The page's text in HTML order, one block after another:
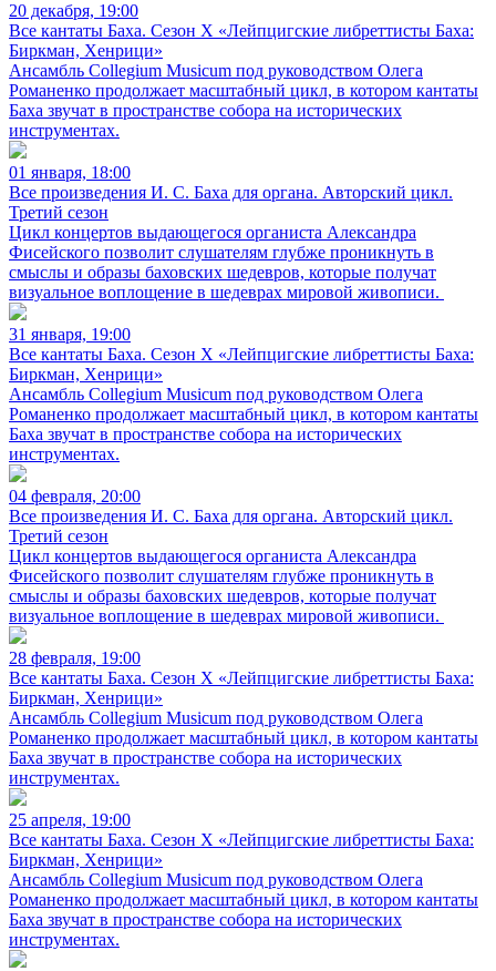
20 декабря, 19:00
Все кантаты Баха. Сезон X «Лейпцигские либреттисты Баха:
Биркман, Хенрици»
Ансамбль Collegium Musicum под руководством Олега
Романенко продолжает масштабный цикл, в котором кантаты
Баха звучат в пространстве собора на исторических
инструментах.
01 января, 18:00
Все произведения И. С. Баха для органа. Авторский цикл.
Третий сезон
Цикл концертов выдающегося органиста Александра
Фисейского позволит слушателям глубже проникнуть в
смыслы и образы баховских шедевров, которые получат
визуальное воплощение в шедеврах мировой живописи.
31 января, 19:00
Все кантаты Баха. Сезон X «Лейпцигские либреттисты Баха:
Биркман, Хенрици»
Ансамбль Collegium Musicum под руководством Олега
Романенко продолжает масштабный цикл, в котором кантаты
Баха звучат в пространстве собора на исторических
инструментах.
04 февраля, 20:00
Все произведения И. С. Баха для органа. Авторский цикл.
Третий сезон
Цикл концертов выдающегося органиста Александра
Фисейского позволит слушателям глубже проникнуть в
смыслы и образы баховских шедевров, которые получат
визуальное воплощение в шедеврах мировой живописи.
28 февраля, 19:00
Все кантаты Баха. Сезон X «Лейпцигские либреттисты Баха:
Биркман, Хенрици»
Ансамбль Collegium Musicum под руководством Олега
Романенко продолжает масштабный цикл, в котором кантаты
Баха звучат в пространстве собора на исторических
инструментах.
25 апреля, 19:00
Все кантаты Баха. Сезон X «Лейпцигские либреттисты Баха:
Биркман, Хенрици»
Ансамбль Collegium Musicum под руководством Олега
Романенко продолжает масштабный цикл, в котором кантаты
Баха звучат в пространстве собора на исторических
инструментах.